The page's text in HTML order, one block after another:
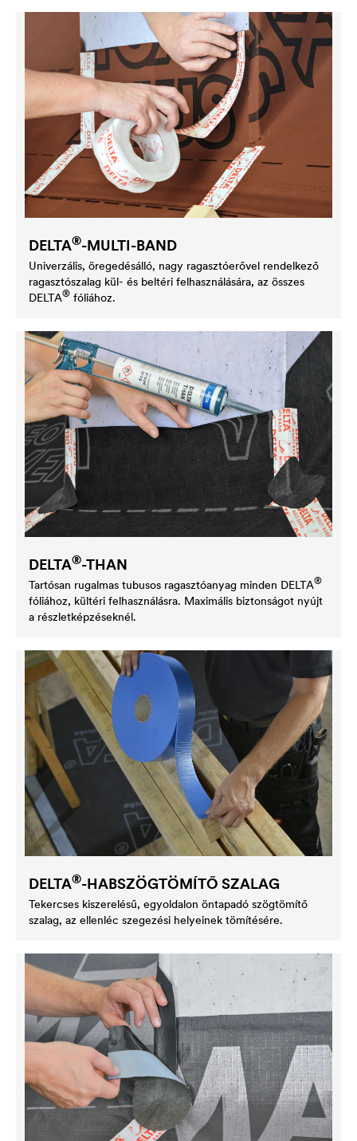
DELTA®-MULTI-BAND
Univerzális, öregedésálló, nagy ragasztóerővel rendelkező
ragasztószalag kül- és beltéri felhasználására, az összes
DELTA® fóliához.
DELTA®-THAN
Tartósan rugalmas tubusos ragasztóanyag minden DELTA®
fóliához, kültéri felhasználásra. Maximális biztonságot nyújt
a részletképzéseknél.
DELTA®-HABSZÖGTÖMÍTŐ SZALAG
Tekercses kiszerelésű, egyoldalon öntapadó szögtömítő
szalag, az ellenléc szegezési helyeinek tömítésére.